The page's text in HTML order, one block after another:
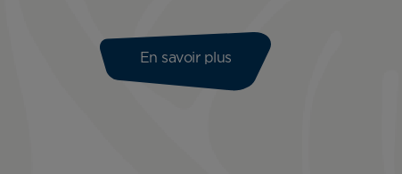
En savoir plus